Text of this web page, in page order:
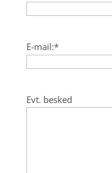
E-mail:*
Evt. besked